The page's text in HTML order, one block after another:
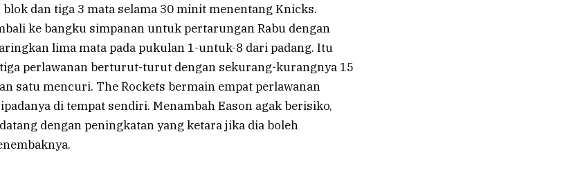
dan tiga 3 mata selama 30 minit menentang Knicks.
ke bangku simpanan untuk pertarungan Rabu dengan
lima mata pada pukulan 1-untuk-8 dari padang. Itu
perlawanan berturut-turut dengan sekurang-kurangnya 15
satu mencuri. The Rockets bermain empat perlawanan
di tempat sendiri. Menambah Eason agak berisiko,
dengan peningkatan yang ketara jika dia boleh